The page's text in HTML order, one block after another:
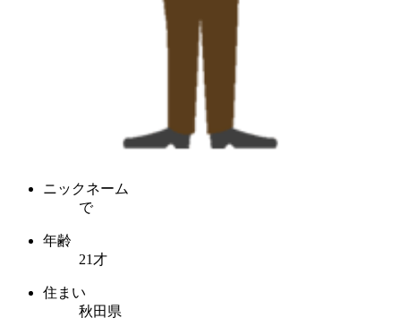
ニックネーム
で
年齢
21才
住まい
秋田県